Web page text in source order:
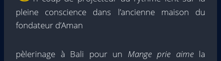
pleine conscience dans l’ancienne maison du
fondateur d’Aman
pèlerinage à Bali pour un Mange prie aimela